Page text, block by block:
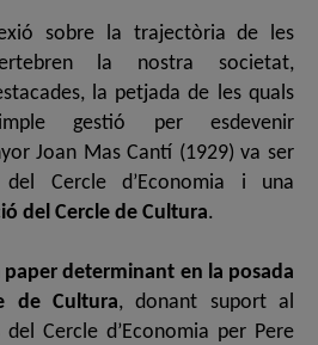
sobre la trajectòria de les
la nostra societat,
la petjada de les quals
gestió per esdevenir
Joan Mas Cantí (1929) va ser
Cercle d’Economia i una
del Cercle de Cultura.
paper determinant en la posada
de Cultura, donant suport al
Cercle d’Economia per Pere